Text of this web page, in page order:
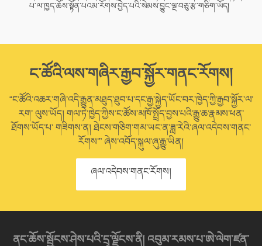
པ་ལ་ཁྱད་ཆོས་སྟོན་པའམ་རོགས་བྱེད་པའི་སེམས་བྱུང་ལྔ་བཅུ་རྩ་གཅིག་ཡོད།
ང་ཚོའི་ལས་གཞིར་རྒྱབ་སྐྱོར་གནང་རོགས།
“ང་ཚོའི་འཆར་གཞི་འདི་རྒྱུན་མཐུད་ཐུབ་པ་དང་རྒྱ་སྐྱེད་ཡོང་བར་ཁྱེད་ཀྱི་རྒྱབ་སྐྱོར་ལ་
རག་ ལུས་ཡོད། གལ་ཏེ་ཁྱེད་ཀྱིས་ང་ཚོས་མཁོ་སྤྲོད་བྱས་པའི་རྒྱུ་ཆ་རྣམས་ཕན་
ཐོགས་ཡོད་པ་ གཟིགས་ན། ཐེངས་གཅིག་གམ་ཡང་ན་ཟླ་རེའི་ཞལ་འདེབས་གནང་
རོགས་” ཞེས་འབོད་སྐུལ་ཞུ་རྒྱུ་ཡིན།
ཞལ་འདེབས་གནང་རོགས།
ནང་ཆོས་སྦྱོངས་ཤེས་པའི་དྲྭ་ལྗོངས་ནི། འབུམ་རམས་པ་ཨེ་ལེག་ཛན་